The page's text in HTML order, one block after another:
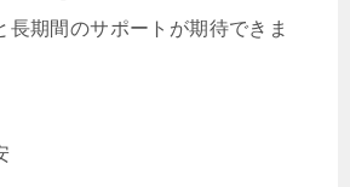
長期間のサポートが期待できま